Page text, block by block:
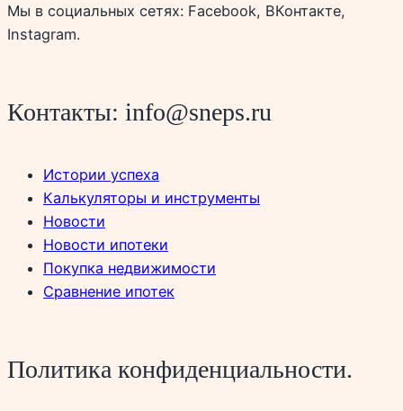
Мы в социальных сетях: Facebook, ВКонтакте,
Instagram.
Контакты: info@sneps.ru
Истории успеха
Калькуляторы и инструменты
Новости
Новости ипотеки
Покупка недвижимости
Сравнение ипотек
Политика конфиденциальности.